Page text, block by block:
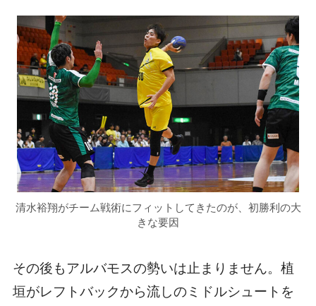
清水裕翔がチーム戦術にフィットしてきたのが、初勝利の大
きな要因
その後もアルバモスの勢いは止まりません。植
垣がレフトバックから流しのミドルシュートを